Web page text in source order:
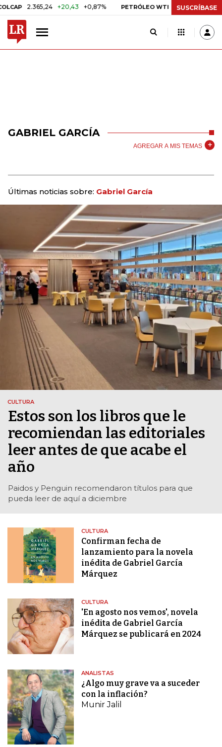
2.365,24 +20,43 +0,87% PETRÓLEO WTI US$ 75,09 -US$
SUSCRÍBASE
GABRIEL GARCÍA
AGREGAR A MIS TEMAS
Últimas noticias sobre: Gabriel García
CULTURA
Estos son los libros que le
recomiendan las editoriales
leer antes de que acabe el
año
Paidos y Penguin recomendaron títulos para que
pueda leer de aquí a diciembre
CULTURA
Confirman fecha de
lanzamiento para la novela
inédita de Gabriel García
Márquez
CULTURA
'En agosto nos vemos', novela
inédita de Gabriel García
Márquez se publicará en 2024
ANALISTAS
¿Algo muy grave va a suceder
con la inflación?
Munir Jalil